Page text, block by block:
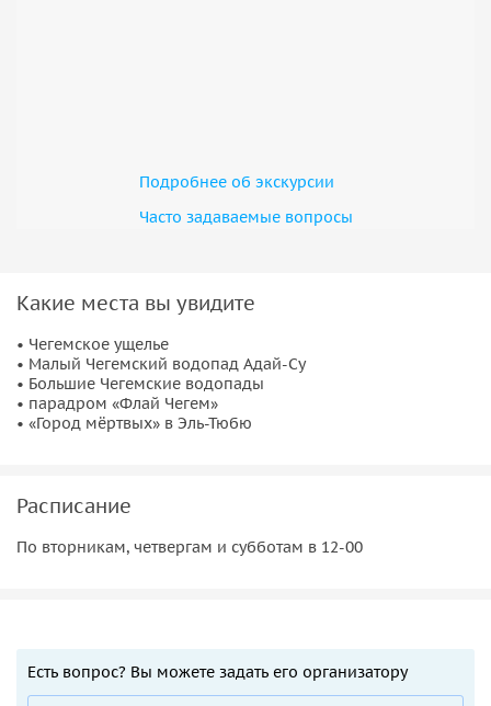
Подробнее об экскурсии
Часто задаваемые вопросы
Какие места вы увидите
• Чегемское ущелье
• Малый Чегемский водопад Адай-Су
• Большие Чегемские водопады
• парадром «Флай Чегем»
• «Город мёртвых» в Эль-Тюбю
Расписание
По вторникам, четвергам и субботам в 12-00
Есть вопрос? Вы можете задать его организатору